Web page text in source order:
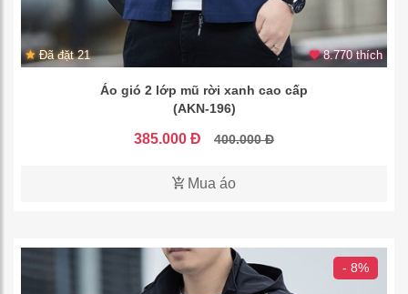
Đã đặt 21 8.770 thích
Áo gió 2 lớp mũ rời xanh cao cấp
(AKN-196)
385.000 Đ 400.000 Đ
Mua áo
- 8%